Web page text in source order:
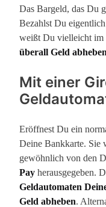
Das Bargeld, das Du
Bezahlst Du
weißt Du vielleicht im
überall Geld
Mit einer
Eröffnest Du ein
Deine Bankkarte. Sie
gewöhnlich von den
Pay herausgegeben.
Geldautomaten
Geld abheben.